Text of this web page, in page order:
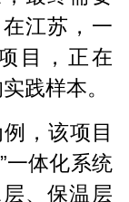
江苏，一
目，正在
践样本。
，该项目
一体化系统
、保温层